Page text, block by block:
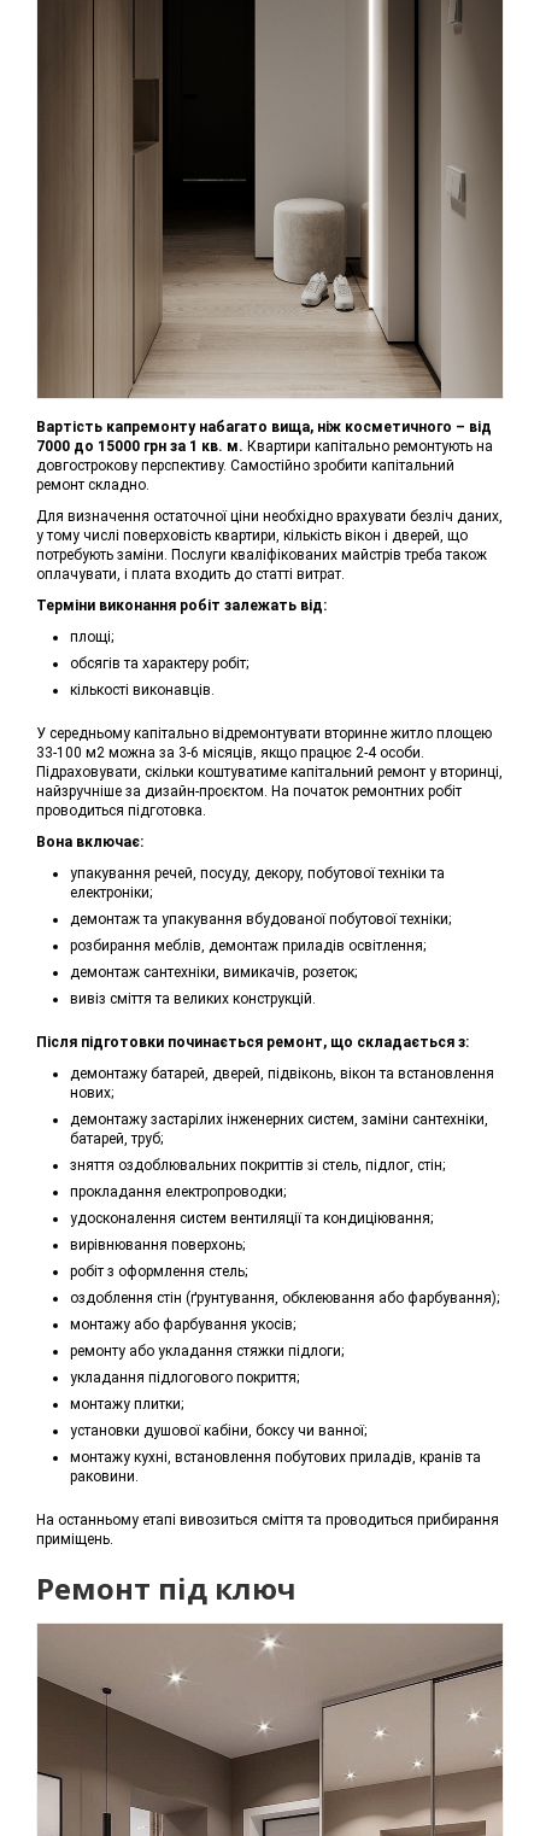
Вартість капремонту набагато вища, ніж косметичного – від
7000 до 15000 грн за 1 кв. м. Квартири капітально ремонтують на
довгострокову перспективу. Самостійно зробити капітальний
ремонт складно.
Для визначення остаточної ціни необхідно врахувати безліч даних,
у тому числі поверховість квартири, кількість вікон і дверей, що
потребують заміни. Послуги кваліфікованих майстрів треба також
оплачувати, і плата входить до статті витрат.
Терміни виконання робіт залежать від:
площі;
обсягів та характеру робіт;
кількості виконавців.
У середньому капітально відремонтувати вторинне житло площею
33-100 м2 можна за 3-6 місяців, якщо працює 2-4 особи.
Підраховувати, скільки коштуватиме капітальний ремонт у вторинці,
найзручніше за дизайн-проєктом. На початок ремонтних робіт
проводиться підготовка.
Вона включає:
упакування речей, посуду, декору, побутової техніки та
електроніки;
демонтаж та упакування вбудованої побутової техніки;
розбирання меблів, демонтаж приладів освітлення;
демонтаж сантехніки, вимикачів, розеток;
вивіз сміття та великих конструкцій.
Після підготовки починається ремонт, що складається з:
демонтажу батарей, дверей, підвіконь, вікон та встановлення
нових;
демонтажу застарілих інженерних систем, заміни сантехніки,
батарей, труб;
зняття оздоблювальних покриттів зі стель, підлог, стін;
прокладання електропроводки;
удосконалення систем вентиляції та кондиціювання;
вирівнювання поверхонь;
робіт з оформлення стель;
оздоблення стін (ґрунтування, обклеювання або фарбування);
монтажу або фарбування укосів;
ремонту або укладання стяжки підлоги;
укладання підлогового покриття;
монтажу плитки;
установки душової кабіни, боксу чи ванної;
монтажу кухні, встановлення побутових приладів, кранів та
раковини.
На останньому етапі вивозиться сміття та проводиться прибирання
приміщень.
Ремонт під ключ